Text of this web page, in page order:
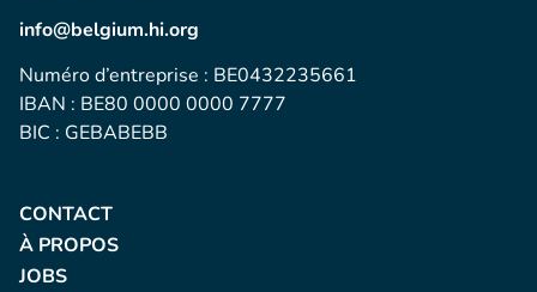
info@belgium.hi.org
Numéro d’entreprise : BE0432235661
IBAN : BE80 0000 0000 7777
BIC : GEBABEBB
CONTACT
À PROPOS
JOBS